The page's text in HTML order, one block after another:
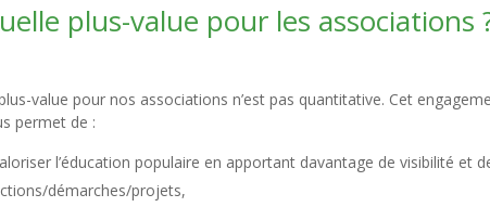
plus-value pour les associations
value pour nos associations n’est pas quantitative. Cet
permet de :
l’éducation populaire en apportant davantage de visibilité et
démarches/projets,